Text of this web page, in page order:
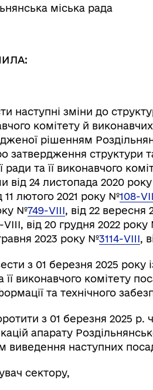
Колегіальні органи (ради,
робочі групи, комісії)
міська рада
наступні зміни до
комітету й
рішенням
затвердження структури
ради та її виконавчого
від 24 листопада 2020
11 лютого 2021 року №108-
№749-VIII, від 22 вересня
від 20 грудня 2022
2023 року №3114-VIII,
з 01 березня 2025 року
її виконавчого комітету
та технічного
з 01 березня 2025 р.
апарату
виведення наступних
сектору,